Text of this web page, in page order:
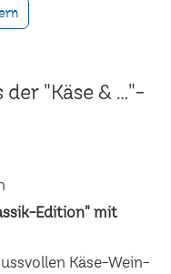
"Käse & ..."-
Edition" mit
Käse-Wein-